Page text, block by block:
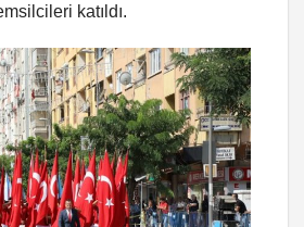
katıldı.